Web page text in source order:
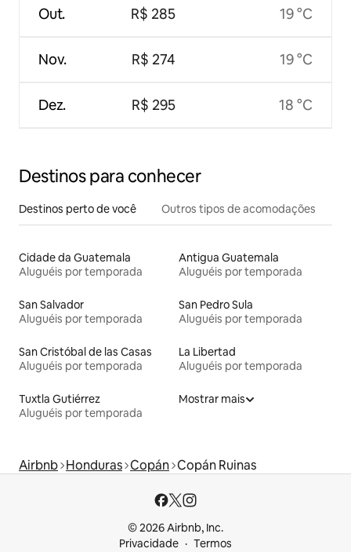
Out.
Nov.
Dez.
R$ 285
R$ 274
R$ 295
19 °C
19 °C
18 °C
Destinos para conhecer
Destinos perto de você Outros tipos de acomodações
Cidade da Guatemala
Aluguéis por temporada
Antigua Guatemala
Aluguéis por temporada
San Salvador
Aluguéis por temporada
San Pedro Sula
Aluguéis por temporada
San Cristóbal de las Casas
Aluguéis por temporada
La Libertad
Aluguéis por temporada
Tuxtla Gutiérrez
Aluguéis por temporada
Mostrar mais
Airbnb Honduras Copán Copán Ruinas
© 2026 Airbnb, Inc.
Privacidade
Termos